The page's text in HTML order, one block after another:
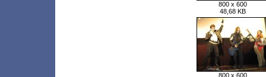
800 x 600
48,68 KB
800 x 600